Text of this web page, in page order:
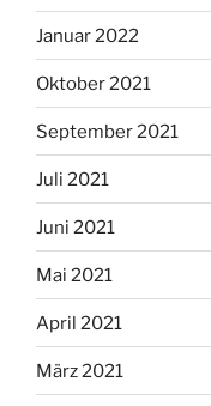
Januar 2022
Oktober 2021
September 2021
Juli 2021
Juni 2021
Mai 2021
April 2021
März 2021